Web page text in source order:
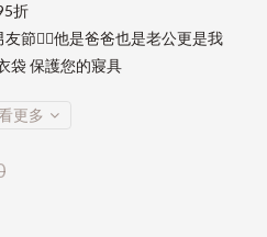
折
節👱‍♂️他是爸爸也是老公更是我
袋 保護您的寢具
更多